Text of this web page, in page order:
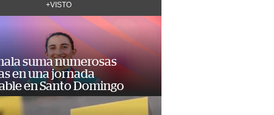
+VISTO
suma numerosas
en una jornada
en Santo Domingo